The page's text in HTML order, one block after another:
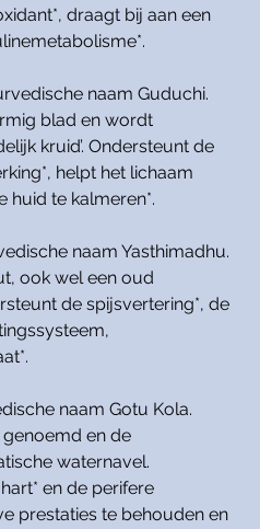
draagt bij aan een
naam Guduchi.
blad en wordt
kruid’. Ondersteunt de
helpt het lichaam
huid te kalmeren*.
naam Yasthimadhu.
ook wel een oud
de spijsvertering*, de
naam Gotu Kola.
en de
waternavel.
en de perifere
prestaties te behouden en